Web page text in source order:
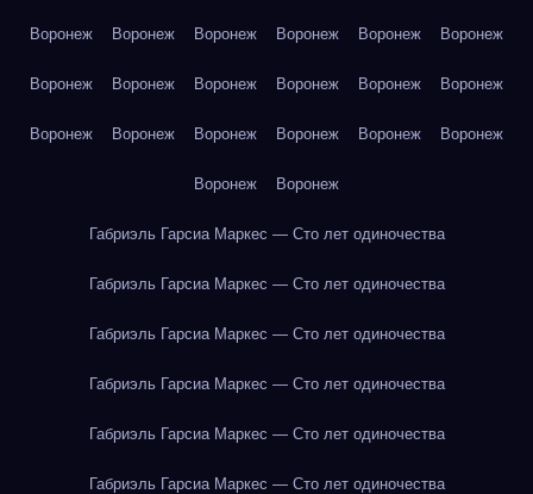
Воронеж Воронеж Воронеж Воронеж Воронеж Воронеж
Воронеж Воронеж Воронеж Воронеж Воронеж Воронеж
Воронеж Воронеж Воронеж Воронеж Воронеж Воронеж
Воронеж Воронеж
Габриэль Гарсиа Маркес — Сто лет одиночества
Габриэль Гарсиа Маркес — Сто лет одиночества
Габриэль Гарсиа Маркес — Сто лет одиночества
Габриэль Гарсиа Маркес — Сто лет одиночества
Габриэль Гарсиа Маркес — Сто лет одиночества
Габриэль Гарсиа Маркес — Сто лет одиночества